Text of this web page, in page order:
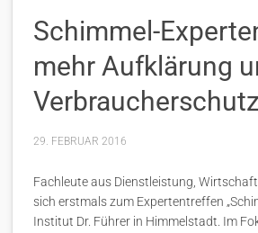
Schimmel-
mehr Aufklärung
Verbraucherschutz
29. FEBRUAR 2016
Fachleute aus Dienstleistung,
sich erstmals zum Expertentreffen
Institut Dr. Führer in Himmelstadt. Im